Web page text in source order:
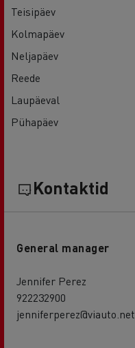
Teisipäev
Kolmapäev
Neljapäev
Reede
Laupäeval
Pühapäev
Kontaktid
General manager
Jennifer Perez
922232900
jenniferperez@viauto.net